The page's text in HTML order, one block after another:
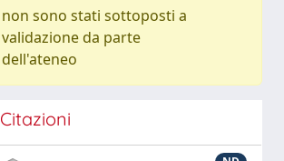
non sono stati sottoposti a
validazione da parte
dell'ateneo
Citazioni